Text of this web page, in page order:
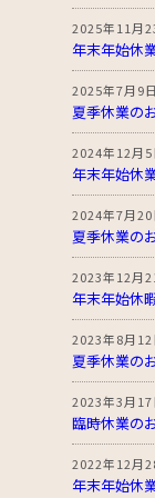
2025年11月
年末年始休
2025年7月9日
夏季休業の
2024年12月5
年末年始休
2024年7月20
夏季休業の
2023年12月
年末年始休
2023年8月12
夏季休業の
2023年3月17
臨時休業の
2022年12月
年末年始休